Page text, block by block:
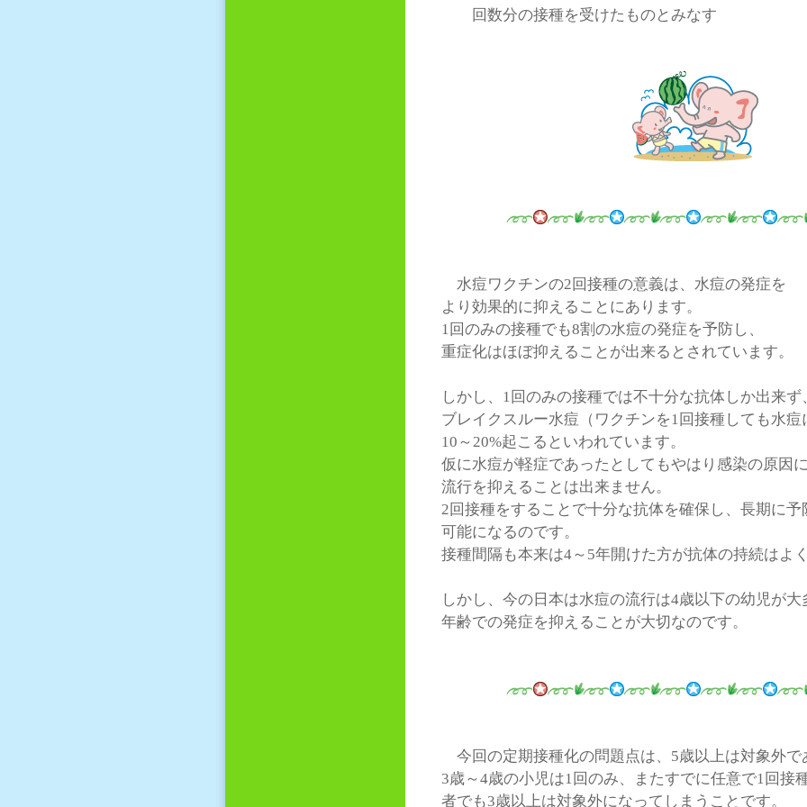
回数分の接種を受けたものとみなす
水痘ワクチンの2回接種の意義は、水痘の発症を
より効果的に抑えることにあります。
1回のみの接種でも8割の水痘の発症を予防し、
重症化はほぼ抑えることが出来るとされています。
しかし、1回のみの接種では不十分な抗体しか出来ず
ブレイクスルー水痘（ワクチンを1回接種しても水痘
10～20%起こるといわれています。
仮に水痘が軽症であったとしてもやはり感染の原因
流行を抑えることは出来ません。
2回接種をすることで十分な抗体を確保し、長期に予
可能になるのです。
接種間隔も本来は4～5年開けた方が抗体の持続はよ
しかし、今の日本は水痘の流行は4歳以下の幼児が
年齢での発症を抑えることが大切なのです。
今回の定期接種化の問題点は、5歳以上は対象外で
3歳～4歳の小児は1回のみ、またすでに任意で1回接
者でも3歳以上は対象外になってしまうことです。